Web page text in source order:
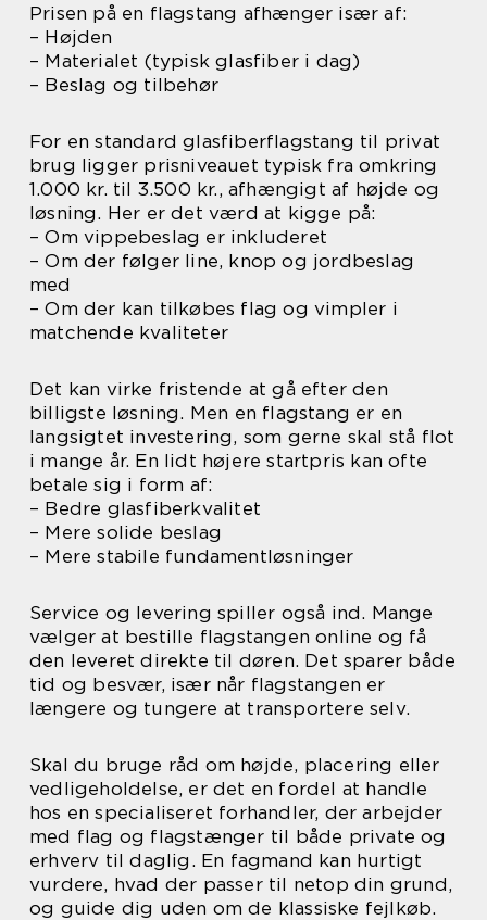
Prisen på en flagstang afhænger især af:
– Højden
– Materialet (typisk glasfiber i dag)
– Beslag og tilbehør
For en standard glasfiberflagstang til privat
brug ligger prisniveauet typisk fra omkring
1.000 kr. til 3.500 kr., afhængigt af højde og
løsning. Her er det værd at kigge på:
– Om vippebeslag er inkluderet
– Om der følger line, knop og jordbeslag
med
– Om der kan tilkøbes flag og vimpler i
matchende kvaliteter
Det kan virke fristende at gå efter den
billigste løsning. Men en flagstang er en
langsigtet investering, som gerne skal stå flot
i mange år. En lidt højere startpris kan ofte
betale sig i form af:
– Bedre glasfiberkvalitet
– Mere solide beslag
– Mere stabile fundamentløsninger
Service og levering spiller også ind. Mange
vælger at bestille flagstangen online og få
den leveret direkte til døren. Det sparer både
tid og besvær, især når flagstangen er
længere og tungere at transportere selv.
Skal du bruge råd om højde, placering eller
vedligeholdelse, er det en fordel at handle
hos en specialiseret forhandler, der arbejder
med flag og flagstænger til både private og
erhverv til daglig. En fagmand kan hurtigt
vurdere, hvad der passer til netop din grund,
og guide dig uden om de klassiske fejlkøb.